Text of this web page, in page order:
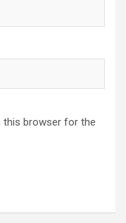
this browser for the